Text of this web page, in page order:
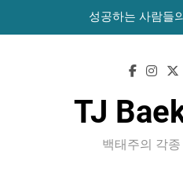
성공하는 사람들
노화를 늦
성공하는 사람들
TJ
백태주의 각